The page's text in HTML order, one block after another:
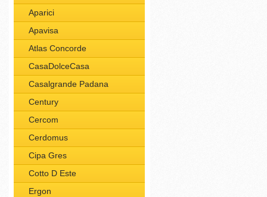
Aparici
Apavisa
Atlas Concorde
CasaDolceCasa
Casalgrande Padana
Century
Cercom
Cerdomus
Cipa Gres
Cotto D Este
Ergon